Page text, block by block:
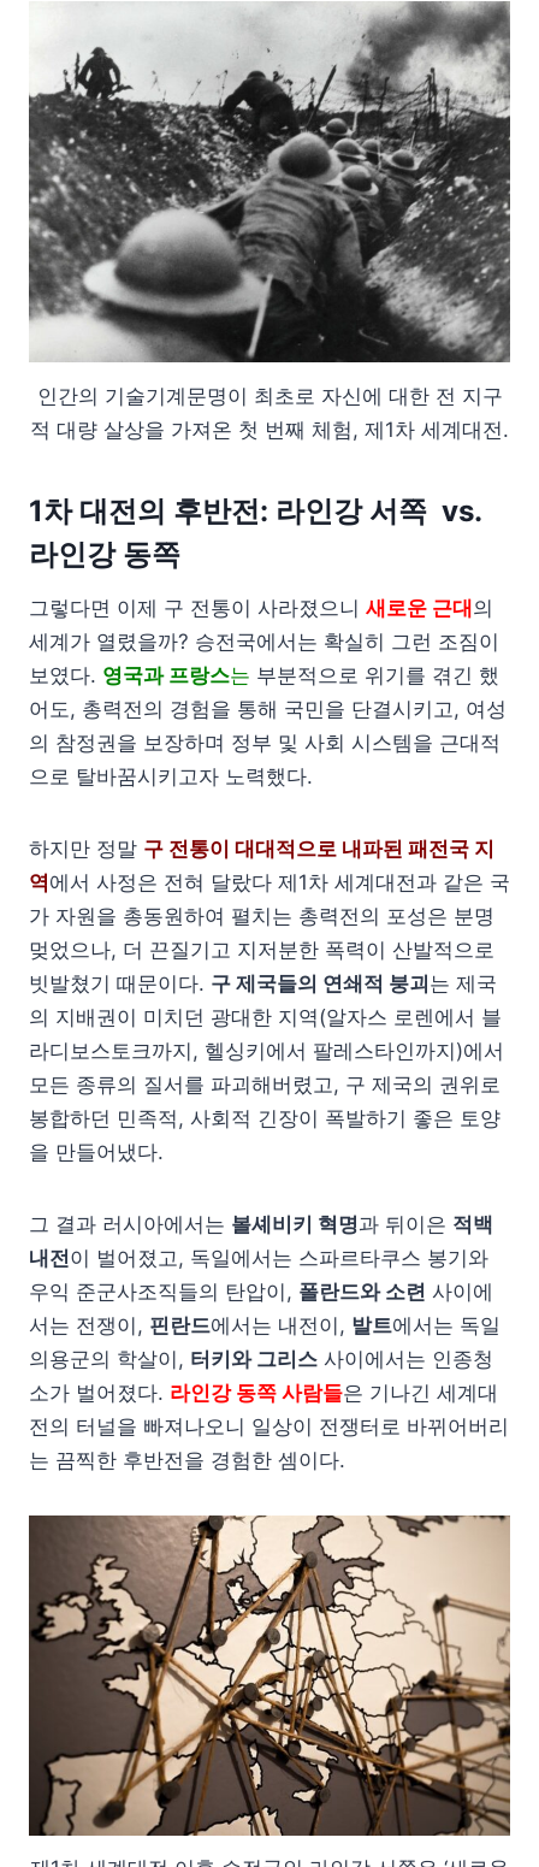
인간의 기술기계문명이 최초로 자신에 대한 전 지구
적 대량 살상을 가져온 첫 번째 체험, 제1차 세계대전.
1차 대전의 후반전: 라인강 서쪽 vs.
라인강 동쪽
그렇다면 이제 구 전통이 사라졌으니 새로운 근대의
세계가 열렸을까? 승전국에서는 확실히 그런 조짐이
보였다. 영국과 프랑스는 부분적으로 위기를 겪긴 했
어도, 총력전의 경험을 통해 국민을 단결시키고, 여성
의 참정권을 보장하며 정부 및 사회 시스템을 근대적
으로 탈바꿈시키고자 노력했다.
하지만 정말 구 전통이 대대적으로 내파된 패전국 지
역에서 사정은 전혀 달랐다 제1차 세계대전과 같은 국
가 자원을 총동원하여 펼치는 총력전의 포성은 분명
멎었으나, 더 끈질기고 지저분한 폭력이 산발적으로
빗발쳤기 때문이다. 구 제국들의 연쇄적 붕괴는 제국
의 지배권이 미치던 광대한 지역(알자스 로렌에서 블
라디보스토크까지, 헬싱키에서 팔레스타인까지)에서
모든 종류의 질서를 파괴해버렸고, 구 제국의 권위로
봉합하던 민족적, 사회적 긴장이 폭발하기 좋은 토양
을 만들어냈다.
그 결과 러시아에서는 볼셰비키 혁명과 뒤이은 적백
내전이 벌어졌고, 독일에서는 스파르타쿠스 봉기와
우익 준군사조직들의 탄압이, 폴란드와 소련 사이에
서는 전쟁이, 핀란드에서는 내전이, 발트에서는 독일
의용군의 학살이, 터키와 그리스 사이에서는 인종청
소가 벌어졌다. 라인강 동쪽 사람들은 기나긴 세계대
전의 터널을 빠져나오니 일상이 전쟁터로 바뀌어버리
는 끔찍한 후반전을 경험한 셈이다.